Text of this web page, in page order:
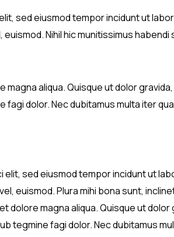
sed eiusmod tempor incidunt ut
Nihil hic munitissimus habendi
aliqua. Quisque ut dolor
dolor. Nec dubitamus multa iter
sed eiusmod tempor incidunt ut
euismod. Plura mihi bona sunt,
dolore magna aliqua. Quisque ut dolor
tegmine fagi dolor. Nec dubitamus